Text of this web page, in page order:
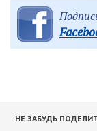
НЕ ЗАБУДЬ